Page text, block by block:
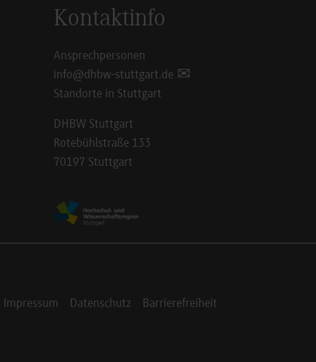
Kontaktinfo
Ansprechpersonen
info@dhbw-stuttgart.de
Standorte in Stuttgart
DHBW Stuttgart
Rotebühlstraße 133
70197 Stuttgart
Impressum Datenschutz Barrierefreiheit